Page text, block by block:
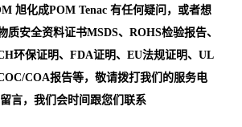
旭化成POM Tenac 有任何疑问，或者想
质安全资料证书MSDS、ROHS检验报告、
环保证明、FDA证明、EU法规证明、UL
COA报告等，敬请拨打我们的服务电
言，我们会时间跟您们联系